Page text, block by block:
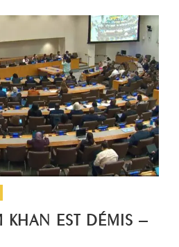
KHAN EST DÉMIS –